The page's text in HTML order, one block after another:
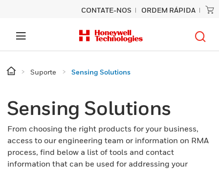
CONTATE-NOS ORDEM RÁPIDA
Suporte Sensing Solutions
Sensing Solutions
From choosing the right products for your business,
access to our engineering team or information on RMA
process, find below a list of tools and contact
information that can be used for addressing your